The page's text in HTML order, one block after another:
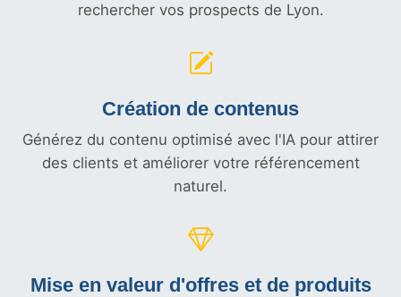
rechercher vos prospects de Lyon.
Création de contenus
Générez du contenu optimisé avec l'IA pour attirer
des clients et améliorer votre référencement
naturel.
Mise en valeur d'offres et de produits